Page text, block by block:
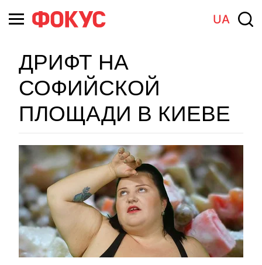
UA
ДРИФТ НА
СОФИЙСКОЙ
ПЛОЩАДИ В КИЕВЕ